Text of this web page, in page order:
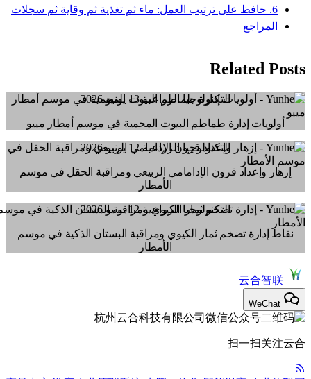
المراجع
Related Posts
التكنولوجيا الزراعية 13 يونيو 2026
أولويات إدارة طماطم البيوت المحمية في موسم أمطار مييو
التكنولوجيا الزراعية 12 يونيو 2026
إزهار وإعداد قرون الإدامامي الربيعي ومراقبة الحقل في موسم
الأمطار
التكنولوجيا الزراعية 12 يونيو 2026
نقاط إدارة تضخم ثمار الكيوي ومراقبة البستان الذكية في موسم
الأمطار
云合智联
WeChat
扫一扫关注云合